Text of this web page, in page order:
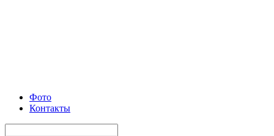
Фото
Контакты